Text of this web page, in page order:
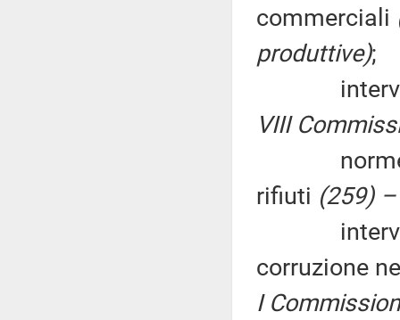
commerciali
produttive);
interventi
VIII
norme in
rifiuti (259)
interventi
corruzione
I